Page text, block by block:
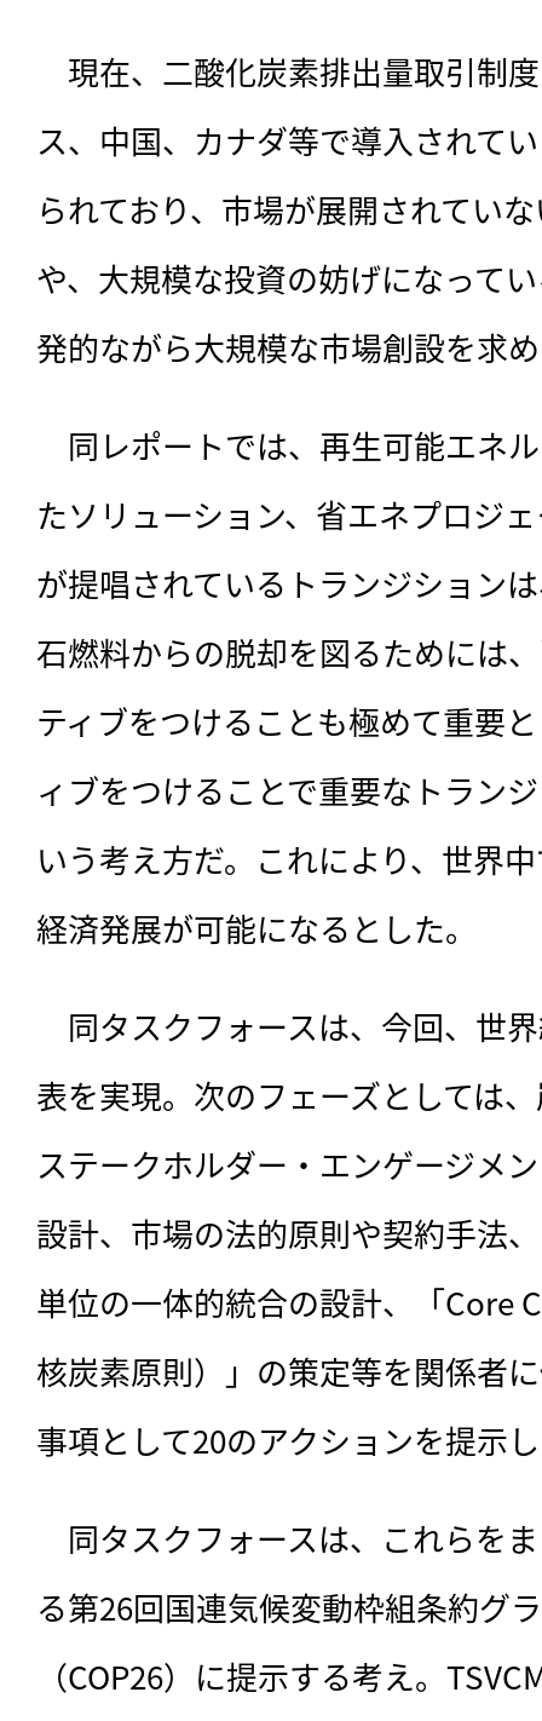
現在、二酸化炭素排出量取引制
ス、中国、カナダ等で導入されて
られており、市場が展開されてい
や、大規模な投資の妨げになって
発的ながら大規模な市場創設を求
同レポートでは、再生可能エネ
たソリューション、省エネプロジ
が提唱されているトランジション
石燃料からの脱却を図るためには
ティブをつけることも極めて重要
ィブをつけることで重要なトラン
いう考え方だ。これにより、世界
経済発展が可能になるとした。
同タスクフォースは、今回、世
表を実現。次のフェーズとしては
ステークホルダー・エンゲージメ
設計、市場の法的原則や契約手法
単位の一体的統合の設計、「Core
核炭素原則）」の策定等を関係者
事項として20のアクションを提示
同タスクフォースは、これらを
る第26回国連気候変動枠組条約グ
（COP26）に提示する考え。